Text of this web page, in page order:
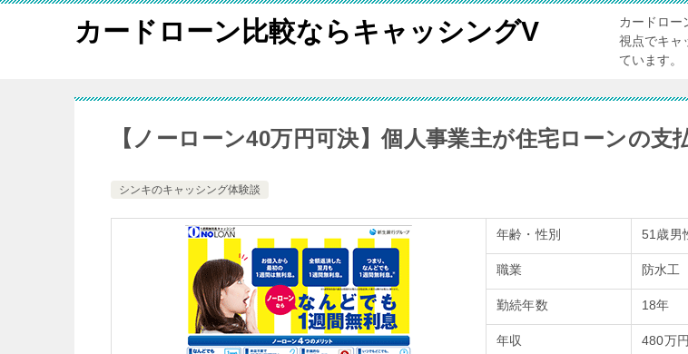
カードローン比較ならキャッシングV
カードロー
視点でキャ
ています。
【ノーローン40万円可決】個人事業主が住宅ローンの支
シンキのキャッシング体験談
年齢・性別 51歳男
職業 防水工
勤続年数 18年
年収 480万円